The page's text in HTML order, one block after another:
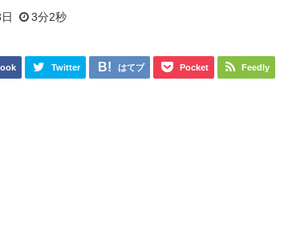
3分2秒
Twitter はてブ Pocket Feedly